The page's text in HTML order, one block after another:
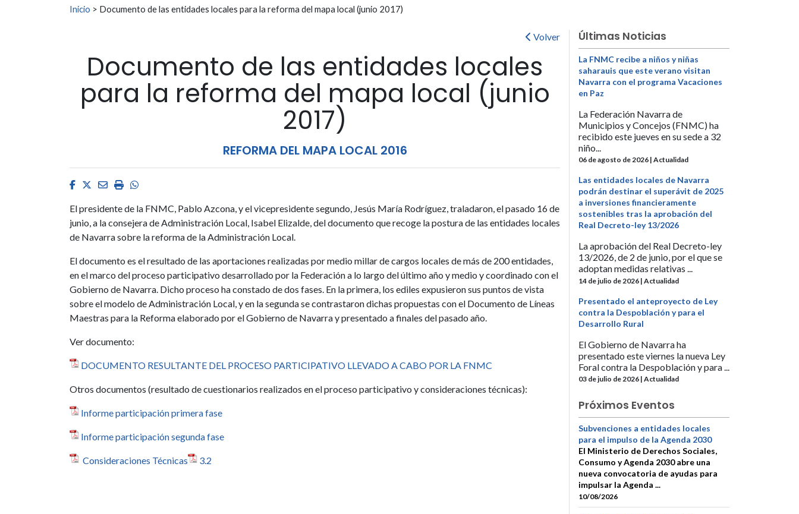
Buscar:
Inicio > Documento de las entidades locales para la reforma del mapa local (junio 2017)
Volver
Documento de las entidades locales
para la reforma del mapa local (junio
2017)
REFORMA DEL MAPA LOCAL 2016
Facebook
Twitter
EmailImprimirWhatsapp
El presidente de la FNMC, Pablo Azcona, y el vicepresidente segundo, Jesús María Rodríguez, traladaron, el pasado 16 de
junio, a la consejera de Administración Local, Isabel Elizalde, del documento que recoge la postura de las entidades locales
de Navarra sobre la reforma de la Administración Local.
El documento es el resultado de las aportaciones realizadas por medio millar de cargos locales de más de 200 entidades,
en el marco del proceso participativo desarrollado por la Federación a lo largo del último año y medio y coordinado con el
Gobierno de Navarra. Dicho proceso ha constado de dos fases. En la primera, los ediles expusieron sus puntos de vista
sobre el modelo de Administración Local, y en la segunda se contrastaron dichas propuestas con el Documento de Líneas
Maestras para la Reforma elaborado por el Gobierno de Navarra y presentado a finales del pasado año.
Ver documento:
DOCUMENTO RESULTANTE DEL PROCESO PARTICIPATIVO LLEVADO A CABO POR LA FNMC
Otros documentos (resultado de cuestionarios realizados en el proceso participativo y consideraciones técnicas):
Informe participación primera fase
Informe participación segunda fase
Consideraciones Técnicas 3.2
Últimas Noticias
La FNMC recibe a niños y niñas
saharauis que este verano visitan
Navarra con el programa Vacaciones
en Paz
La Federación Navarra de
Municipios y Concejos (FNMC) ha
recibido este jueves en su sede a 32
niño...
06 de agosto de 2026 | Actualidad
Las entidades locales de Navarra
podrán destinar el superávit de 2025
a inversiones financieramente
sostenibles tras la aprobación del
Real Decreto-ley 13/2026
La aprobación del Real Decreto-ley
13/2026, de 2 de junio, por el que se
adoptan medidas relativas ...
14 de julio de 2026 | Actualidad
Presentado el anteproyecto de Ley
contra la Despoblación y para el
Desarrollo Rural
El Gobierno de Navarra ha
presentado este viernes la nueva Ley
Foral contra la Despoblación y para ...
03 de julio de 2026 | Actualidad
Próximos Eventos
Subvenciones a entidades locales
para el impulso de la Agenda 2030
El Ministerio de Derechos Sociales,
Consumo y Agenda 2030 abre una
nueva convocatoria de ayudas para
impulsar la Agenda ...
10/08/2026